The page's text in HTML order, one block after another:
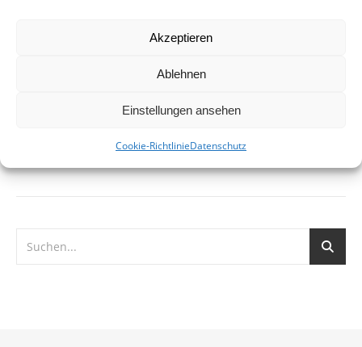
Akzeptieren
Ablehnen
Einstellungen ansehen
Cookie-RichtlinieDatenschutz
mehr im Straßenverkehr. Warum sollte das nicht auch Ziel